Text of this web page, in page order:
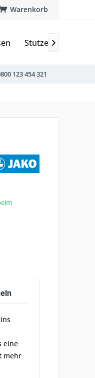
Warenkorb
Stutzen & Schoner

123 454 321
eine
mehr